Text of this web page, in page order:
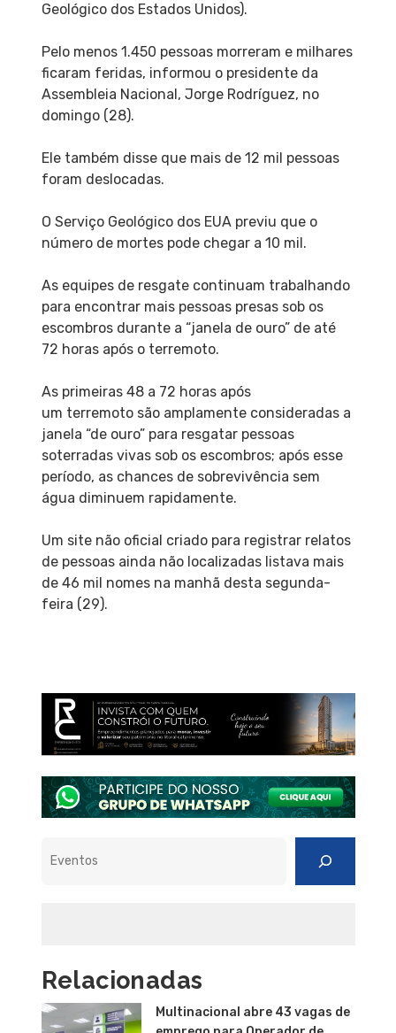
Geológico dos Estados Unidos).
Pelo menos 1.450 pessoas morreram e milhares
ficaram feridas, informou o presidente da
Assembleia Nacional, Jorge Rodríguez, no
domingo (28).
Ele também disse que mais de 12 mil pessoas
foram deslocadas.
O Serviço Geológico dos EUA previu que o
número de mortes pode chegar a 10 mil.
As equipes de resgate continuam trabalhando
para encontrar mais pessoas presas sob os
escombros durante a “janela de ouro” de até
72 horas após o terremoto.
As primeiras 48 a 72 horas após
um terremoto são amplamente consideradas a
janela “de ouro” para resgatar pessoas
soterradas vivas sob os escombros; após esse
período, as chances de sobrevivência sem
água diminuem rapidamente.
Um site não oficial criado para registrar relatos
de pessoas ainda não localizadas listava mais
de 46 mil nomes na manhã desta segunda-
feira (29).
Relacionadas
Multinacional abre 43 vagas de